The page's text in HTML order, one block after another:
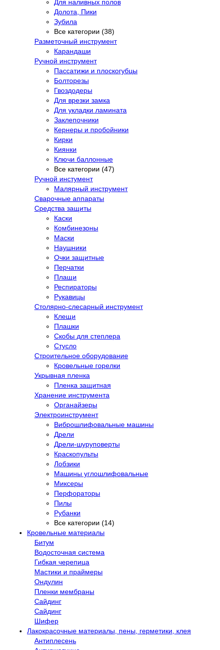
Для наливных полов
Долота, Пики
Зубила
Все категории (38)
Разметочный инструмент
Карандаши
Ручной инструмент
Пассатижи и плоскогубцы
Болторезы
Гвоздодеры
Для врезки замка
Для укладки ламината
Заклепочники
Кернеры и пробойники
Кирки
Киянки
Ключи баллонные
Все категории (47)
Ручной инстумент
Малярный инструмент
Сварочные аппараты
Средства защиты
Каски
Комбинезоны
Маски
Наушники
Очки защитные
Перчатки
Плащи
Респираторы
Рукавицы
Столярно-слесарный инструмент
Клещи
Плашки
Скобы для степлера
Стусло
Строительное оборудование
Кровельные горелки
Укрывная пленка
Пленка защитная
Хранение инструмента
Органайзеры
Электроинструмент
Виброшлифовальные машины
Дрели
Дрели-шуруповерты
Краскопульты
Лобзики
Машины углошлифовальные
Миксеры
Перфораторы
Пилы
Рубанки
Все категории (14)
Кровельные материалы
Битум
Водосточная система
Гибкая черепица
Мастики и праймеры
Ондулин
Пленки мембраны
Сайдинг
Сайдинг
Шифер
Лакокрасочные материалы, пены, герметики, клея
Антиплесень